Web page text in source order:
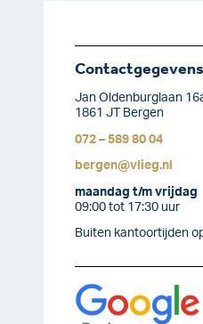
Jan Oldenburglaan
1861 JT Bergen
072 – 589 80 04
bergen@vlieg.nl
maandag t/m vrijdag
09:00 tot 17:30 uur
Buiten kantoortijden